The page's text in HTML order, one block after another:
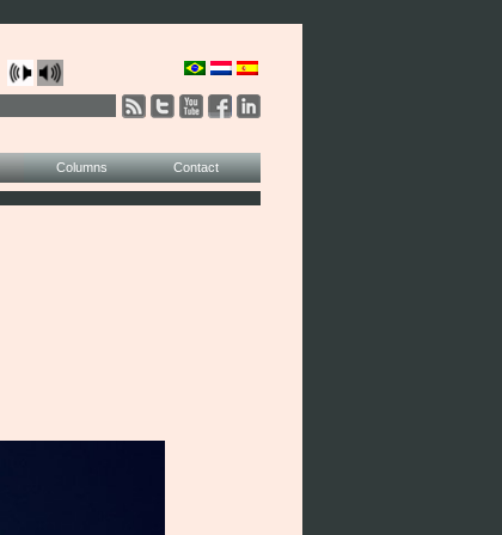
Columns Contact